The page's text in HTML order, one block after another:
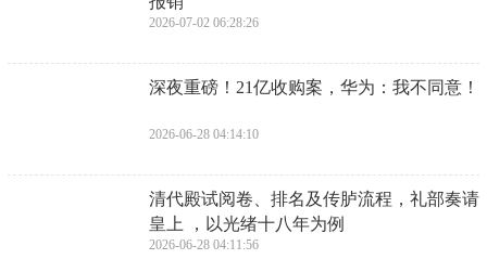
如何演绎千年风华？
​太牛了今年一素人拿下三大艺校艺考第一
名，网友莫不是紫薇星
​晴天霹雳！雷霆官宣！霍姆格伦2024年彻底
报销